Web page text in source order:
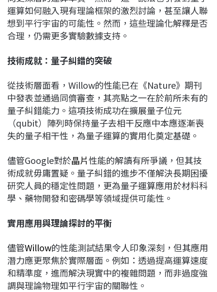
運算如何融入現有理論框架的激烈討論，甚至讓人聯
想到平行宇宙的可能性。然而，這些理論化解釋是否
合理，仍需更多實驗數據支持。
技術成就：量子糾錯的突破
從技術層面看，Willow的性能已在《Nature》期刊
中發表並通過同儕審查，其亮點之一在於前所未有的
量子糾錯能力。這項技術成功在擴展量子位元
（qubit）陣列時保持量子去相干反應中本應逐漸喪
失的量子相干性，為量子運算的實用化奠定基礎。
儘管Google對於晶片性能的解讀有所爭議，但其技
術成就毋庸置疑。量子糾錯的進步不僅解決長期困擾
研究人員的穩定性問題，更為量子運算應用於材料科
學、藥物開發和密碼學等領域提供可能性。
實用應用與理論探討的平衡
儘管Willow的性能測試結果令人印象深刻，但其應用
潛力應更聚焦於實際層面。例如：透過提高運算速度
和精準度，進而解決現實中的複雜問題，而非過度強
調與理論物理如平行宇宙的關聯性。